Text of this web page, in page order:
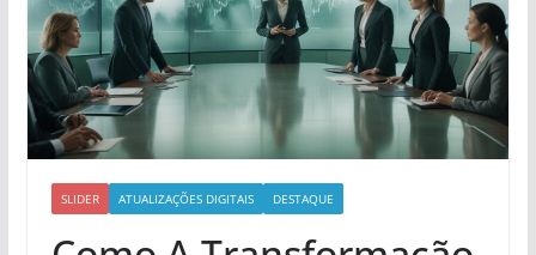
SLIDER ATUALIZAÇÕES DIGITAIS DESTAQUE